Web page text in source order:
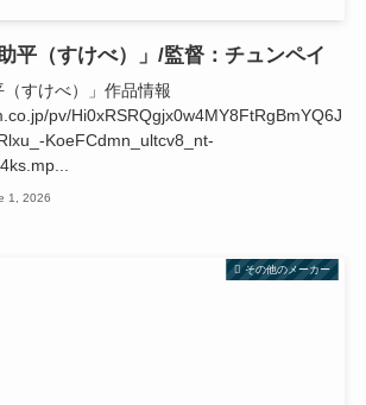
平（すけべ）」/監督：チュンペイ
（すけべ）」作品情報
pv/Hi0xRSRQgjx0w4MY8FtRgBmYQ6J
KoeFCdmn_ultcv8_nt-
1, 2026
その他のメーカー